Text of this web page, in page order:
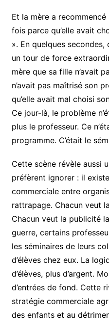
Et la mère a
fois parce qu’elle avait
». En quelques
un tour de force
mère que sa fille n’avait
n’avait pas maîtrisé son
qu’elle avait mal choisi
Ce jour-là, le problème
plus le professeur. Ce
programme. C’était le
Cette scène révèle aussi
préfèrent ignorer : il
commerciale entre
rattrapage. Chacun veut
Chacun veut la publicité
guerre, certains
les séminaires de leurs
d’élèves chez eux. La
d’élèves, plus d’argent.
d’entrées de fond. Cette
stratégie commerciale
des enfants et au